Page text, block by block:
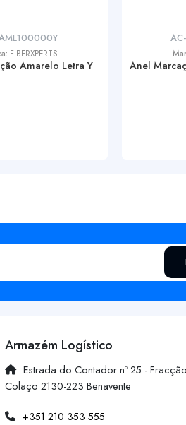
FIBERXPERTS
Amarelo Letra Y Anel
Armazém Logístico
Estrada do Contador nº 25 -
Colaço 2130-223 Benavente
+351 210 353 555